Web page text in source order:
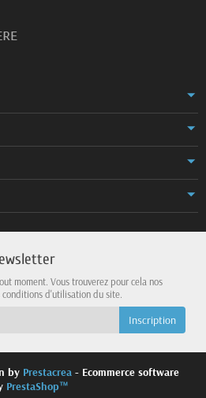
moment. Vous trouverez pour cela nos
d'utilisation du site.
by Prestacrea- Ecommerce software
PrestaShop™